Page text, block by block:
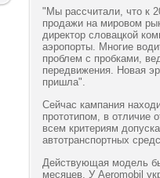
"Мы рассчитали, что к
продажи на мировом
директор словацкой
аэропорты. Многие
проблем с пробками,
передвижения. Новая
пришла".
Сейчас кампания
прототипом, в отличие
всем критериям
автотранспортных
Действующая модель
месяцев. У Aeromobil